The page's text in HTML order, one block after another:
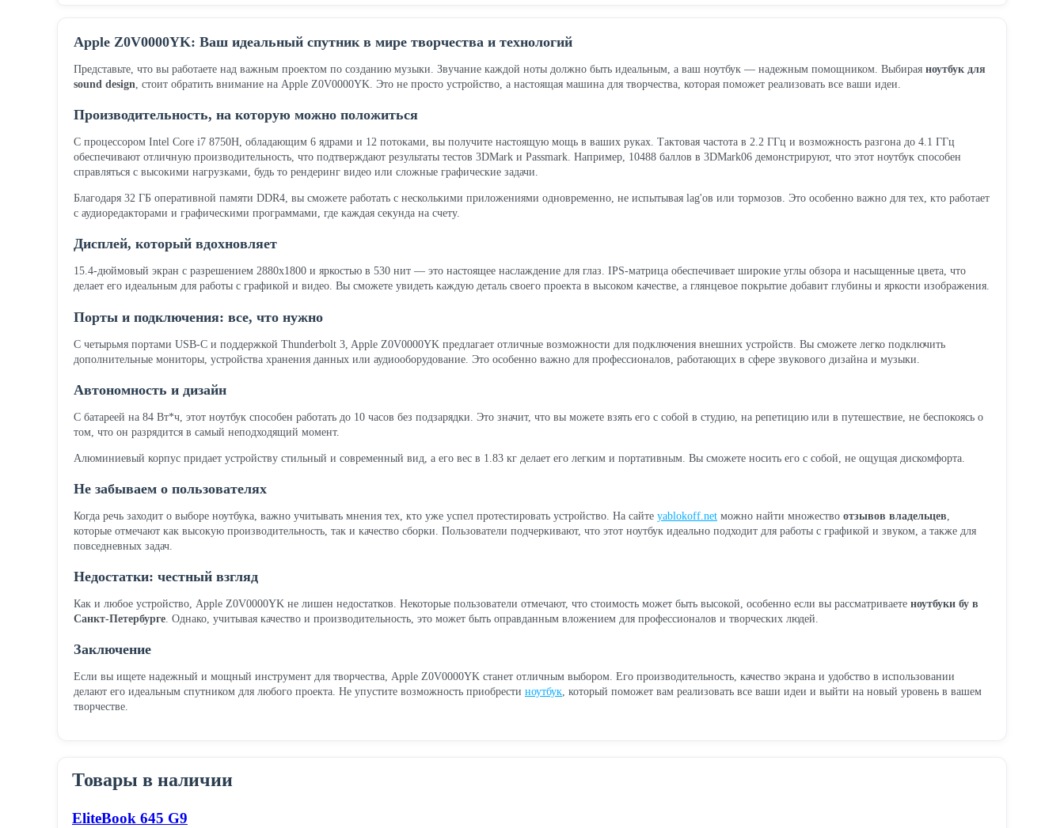
Apple Z0V0000YK: Ваш идеальный спутник в мире творчества и технологий
Представьте, что вы работаете над важным проектом по созданию музыки. Звучание каждой ноты должно быть идеальным, а ваш ноутбук — надежным помощником. Выбирая ноутбук для
sound design, стоит обратить внимание на Apple Z0V0000YK. Это не просто устройство, а настоящая машина для творчества, которая поможет реализовать все ваши идеи.
Производительность, на которую можно положиться
С процессором Intel Core i7 8750H, обладающим 6 ядрами и 12 потоками, вы получите настоящую мощь в ваших руках. Тактовая частота в 2.2 ГГц и возможность разгона до 4.1 ГГц
обеспечивают отличную производительность, что подтверждают результаты тестов 3DMark и Passmark. Например, 10488 баллов в 3DMark06 демонстрируют, что этот ноутбук способен
справляться с высокими нагрузками, будь то рендеринг видео или сложные графические задачи.
Благодаря 32 ГБ оперативной памяти DDR4, вы сможете работать с несколькими приложениями одновременно, не испытывая lag'ов или тормозов. Это особенно важно для тех, кто работает
с аудиоредакторами и графическими программами, где каждая секунда на счету.
Дисплей, который вдохновляет
15.4-дюймовый экран с разрешением 2880x1800 и яркостью в 530 нит — это настоящее наслаждение для глаз. IPS-матрица обеспечивает широкие углы обзора и насыщенные цвета, что
делает его идеальным для работы с графикой и видео. Вы сможете увидеть каждую деталь своего проекта в высоком качестве, а глянцевое покрытие добавит глубины и яркости изображения.
Порты и подключения: все, что нужно
С четырьмя портами USB-C и поддержкой Thunderbolt 3, Apple Z0V0000YK предлагает отличные возможности для подключения внешних устройств. Вы сможете легко подключить
дополнительные мониторы, устройства хранения данных или аудиооборудование. Это особенно важно для профессионалов, работающих в сфере звукового дизайна и музыки.
Автономность и дизайн
С батареей на 84 Вт*ч, этот ноутбук способен работать до 10 часов без подзарядки. Это значит, что вы можете взять его с собой в студию, на репетицию или в путешествие, не беспокоясь о
том, что он разрядится в самый неподходящий момент.
Алюминиевый корпус придает устройству стильный и современный вид, а его вес в 1.83 кг делает его легким и портативным. Вы сможете носить его с собой, не ощущая дискомфорта.
Не забываем о пользователях
Когда речь заходит о выборе ноутбука, важно учитывать мнения тех, кто уже успел протестировать устройство. На сайте yablokoff.net можно найти множество отзывов владельцев
которые отмечают как высокую производительность, так и качество сборки. Пользователи подчеркивают, что этот ноутбук идеально подходит для работы с графикой и звуком, а также для
повседневных задач.
Недостатки: честный взгляд
Как и любое устройство, Apple Z0V0000YK не лишен недостатков. Некоторые пользователи отмечают, что стоимость может быть высокой, особенно если вы рассматриваете ноутбуки бу в
Санкт-Петербурге. Однако, учитывая качество и производительность, это может быть оправданным вложением для профессионалов и творческих людей.
Заключение
Если вы ищете надежный и мощный инструмент для творчества, Apple Z0V0000YK станет отличным выбором. Его производительность, качество экрана и удобство в использовании
делают его идеальным спутником для любого проекта. Не упустите возможность приобрести ноутбук, который поможет вам реализовать все ваши идеи и выйти на новый уровень в вашем
творчестве.
Товары в наличии
EliteBook 645 G9